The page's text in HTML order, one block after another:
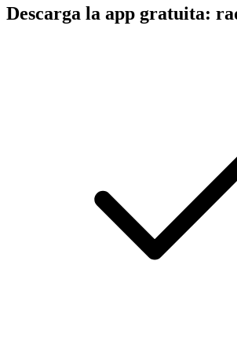
Descarga la app gratuita: